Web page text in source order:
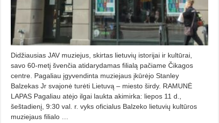
Didžiausias JAV muziejus, skirtas lietuvių istorijai ir kultūrai,
savo 60-metį švenčia atidarydamas filialą pačiame Čikagos
centre. Pagaliau įgyvendinta muziejaus įkūrėjo Stanley
Balzekas Jr svajonė turėti Lietuvą – miesto širdy. RAMUNĖ
LAPAS Pagaliau atėjo ilgai laukta akimirka: liepos 11 d.,
šeštadienį, 9:30 val. r. vyks oficialus Balzeko lietuvių kultūros
muziejaus filialo …